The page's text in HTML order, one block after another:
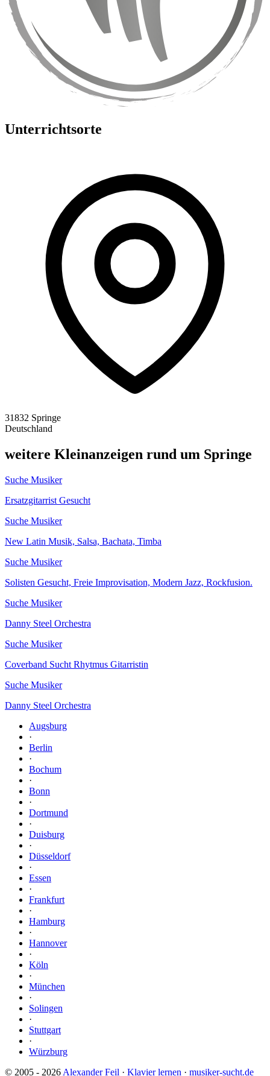
Unterrichtsorte
31832 Springe
Deutschland
weitere Kleinanzeigen rund um Springe
Suche Musiker
Ersatzgitarrist Gesucht
Suche Musiker
New Latin Musik, Salsa, Bachata, Timba
Suche Musiker
Solisten Gesucht, Freie Improvisation, Modern Jazz, Rockfusion.
Suche Musiker
Danny Steel Orchestra
Suche Musiker
Coverband Sucht Rhytmus Gitarristin
Suche Musiker
Danny Steel Orchestra
Augsburg
·
Berlin
·
Bochum
·
Bonn
·
Dortmund
·
Duisburg
·
Düsseldorf
·
Essen
·
Frankfurt
·
Hamburg
·
Hannover
·
Köln
·
München
·
Solingen
·
Stuttgart
·
Würzburg
© 2005 - 2026 Alexander Feil · Klavier lernen · musiker-sucht.de